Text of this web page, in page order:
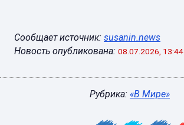
Сообщает источник: susanin.news
Новость опубликована: 08.07.2026, 13:44
Рубрика: «В Мире»